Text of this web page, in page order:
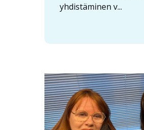
yhdistäminen v...